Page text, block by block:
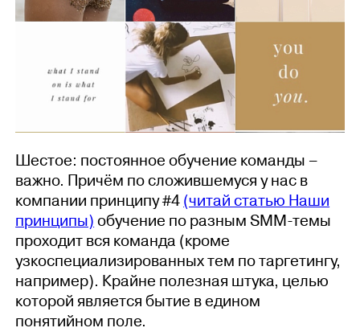
Шестое: постоянное обучение команды –
важно. Причём по сложившемуся у нас в
компании принципу #4(читай статью Наши
принципы)обучение по разным SММ-темы
проходит вся команда (кроме
узкоспециализированных тем по таргетингу,
например). Крайне полезная штука, целью
которой является бытие в едином
понятийном поле.